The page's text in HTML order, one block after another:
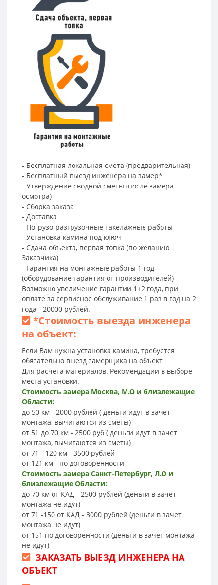
- Бесплатная локальная смета (предварительная)
- Бесплатный выезд инженера на замер*
- Утверждение сводной сметы (после замера-
осмотра)
- Сборка заказа
- Доставка
- Погрузо-разгрузочные такелажные работы
- Установка камина под ключ
- Сдача объекта, первая топка (по желанию
Заказчика)
- Гарантия на монтажные работы 1 год
(оборудование гарантия от производителей)
Возможно увеличение гарантии 1+2 года, при
оплате за сервисное обслуживание 1 раз в год на 2
года - 20000 рублей.
*Стоимость выезда инженера
на объект:
Если Вам нужна установка камина, требуется
обязательно выезд замерщика на объект.
Для расчета материалов. Рекомендации в выборе
места установки.
Стоимость замера Москва, М.О и близлежащие
Области:
до 50 км - 2000 рублей ( деньги идут в зачет
монтажа, вычитаются из сметы)
от 51 до 70 км - 2500 руб ( деньги идут в зачет
монтажа, вычитаются из сметы)
от 71 - 120 км - 3500 рублей
от 121 км - по договоренности
Стоимость замера Санкт-Петербург, Л.О и
близлежащие Области:
до 70 км от КАД - 2500 рублей (деньги в зачет
монтажа не идут)
от 71 -150 от КАД - 3000 рублей (деньги в зачет
монтажа не идут)
от 151 по договоренности (деньги в зачет монтажа
не идут)
ЗАКАЗАТЬ ВЫЕЗД ИНЖЕНЕРА НА
ОБЪЕКТ